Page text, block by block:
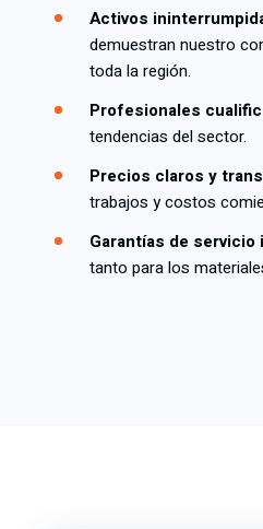
Activos
demuestran nuestro
toda la región.
Profesionales
tendencias del sector.
Precios claros y
trabajos y costos
Garantías de servicio
tanto para los